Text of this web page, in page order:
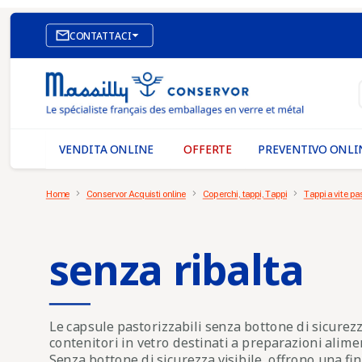
CONTATTACI
SITO WEB DI E-COMMERCE
I NOSTRI UFFICI
MASSILLY CONSERVOR
VENDITA ONLINE OFFERTE PREVENTIVO
Home Conservor Acquisti online Coperchi, tappi, Tappi Tappi a vite
senza ribalta
Lecapsule pastorizzabili senza bottone di
contenitori in vetro destinati a preparazioni